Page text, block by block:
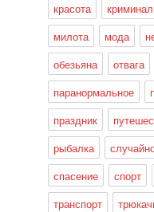
красота
криминал
милота
мода
обезьяна
отвага
паранормальное
праздник
рыбалка
спасение
спорт
транспорт